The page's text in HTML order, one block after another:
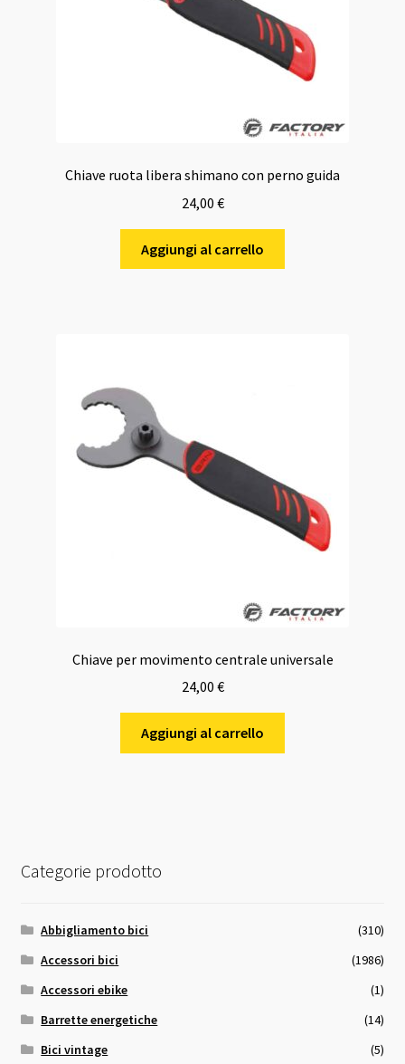
Chiave ruota libera shimano con perno guida
24,00 €
Aggiungi al carrello
Chiave per movimento centrale universale
24,00 €
Aggiungi al carrello
Categorie prodotto
Abbigliamento bici
(310)
Accessori bici
(1986)
Accessori ebike
(1)
Barrette energetiche
(14)
Bici vintage
(5)